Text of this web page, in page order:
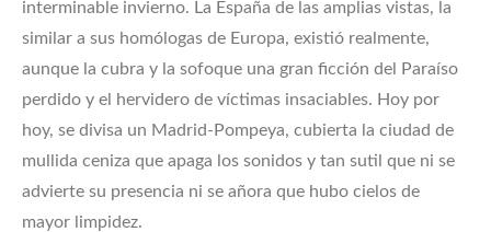
interminable invierno. La España de las amplias vistas, la
similar a sus homólogas de Europa, existió realmente,
aunque la cubra y la sofoque una gran ficción del Paraíso
perdido y el hervidero de víctimas insaciables. Hoy por
hoy, se divisa un Madrid-Pompeya, cubierta la ciudad de
mullida ceniza que apaga los sonidos y tan sutil que ni se
advierte su presencia ni se añora que hubo cielos de
mayor limpidez.